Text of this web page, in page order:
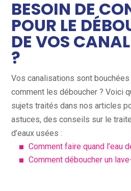
BESOIN DE
POUR LE
DE VOS
?
Vos canalisations sont
comment les déboucher ? Voici
sujets traités dans nos articles
astuces, des conseils sur le
d’eaux usées :
Comment faire quand l’eau
Comment déboucher un